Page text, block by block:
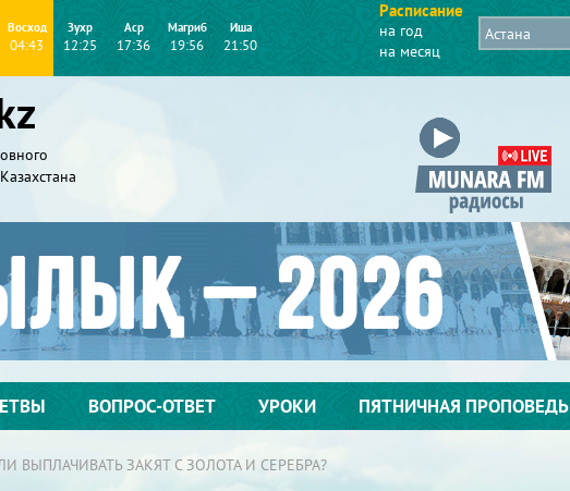
Восход
04:43
Зухр
12:25
Аср
17:36
Магриб
19:56
Иша
21:50
Расписание
на год
на месяц
ВОПРОС-ОТВЕТ УРОКИ ПЯТНИЧНАЯ ПРОПОВЕДЬ
ВЫПЛАЧИВАТЬ ЗАКЯТ С ЗОЛОТА И СЕРЕБРА?